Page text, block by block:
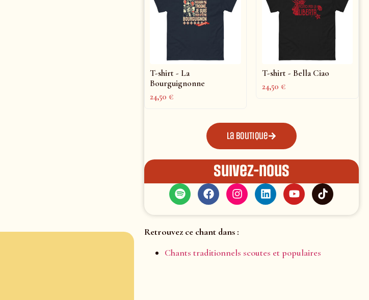
T-shirt - La
Bourguignonne
24,50€
T-shirt - Bella Ciao
24,50€
La boutique
Suivez-nous
Retrouvez ce chant dans :
Chants traditionnels scoutes et populaires